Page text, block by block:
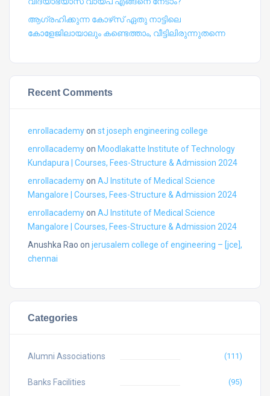
ആഗ്രഹിക്കുന്ന കോഴ്‍സ് ഏതു നാട്ടിലെ
കോളേജിലായാലും കണ്ടെത്താം, വീട്ടിലിരുന്നുതന്നെ
Recent Comments
enrollacademyon st joseph engineering college
enrollacademyon Moodlakatte Institute of Technology
Kundapura | Courses, Fees-Structure & Admission 2024
enrollacademyon AJ Institute of Medical Science
Mangalore | Courses, Fees-Structure & Admission 2024
enrollacademyon AJ Institute of Medical Science
Mangalore | Courses, Fees-Structure & Admission 2024
Anushka Rao on jerusalem college of engineering – [jce],
chennai
Categories
Alumni Associations (111)
Banks Facilities (95)